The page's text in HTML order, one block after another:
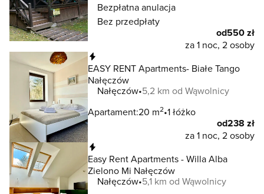
Bezpłatna anulacja
Bez przedpłaty
od550 zł
za 1 noc, 2 osoby
EASY RENT Apartments- Białe Tango
Nałęczów
Nałęczów 5,2 km od Wąwolnicy
Apartament:20 m2 1 łóżko
od238 zł
za 1 noc, 2 osoby
Easy Rent Apartments - Willa Alba
Zielono Mi Nałęczów
Nałęczów 5,1 km od Wąwolnicy